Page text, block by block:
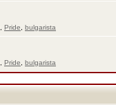
Pride bulgarista
Pride bulgarista